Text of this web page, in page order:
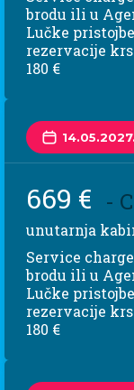
brodu ili u
Lučke
rezervacije
180 €
669 € -
unutarnja
Service
brodu ili u
Lučke
rezervacije
180 €